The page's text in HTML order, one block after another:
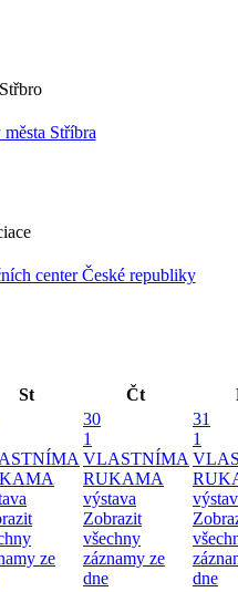
Stříbra
center České republiky
St Čt
ze
30
1
VLASTNÍMA
RUKAMA
výstava
Zobrazit
všechny
záznamy ze
dne
31
1
dne